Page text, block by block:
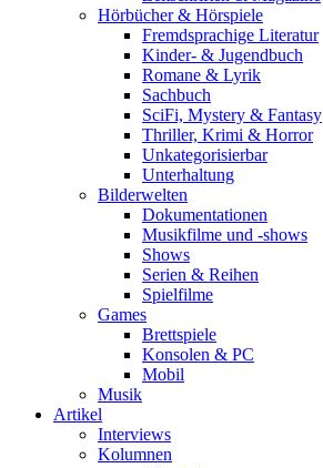
Hörbücher & Hörspiele
Fremdsprachige Literatur
Kinder- & Jugendbuch
Romane & Lyrik
Sachbuch
SciFi, Mystery & Fantasy
Thriller, Krimi & Horror
Unkategorisierbar
Unterhaltung
Bilderwelten
Dokumentationen
Musikfilme und -shows
Shows
Serien & Reihen
Spielfilme
Games
Brettspiele
Konsolen & PC
Mobil
Musik
Artikel
Interviews
Kolumnen